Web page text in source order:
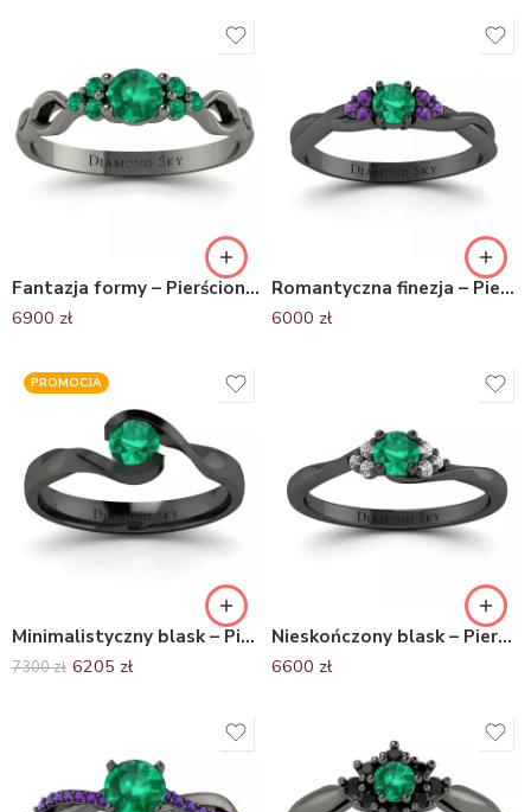
Fantazja formy – Pierścionek zaręczynowy z czarnego złota, szmaragdy 0.23 ct
6900 zł
Romantyczna finezja – Pierścionek zaręczynowy z czarnego złota ze szmaragdem i ametystami
6000 zł
PROMOCJA
Minimalistyczny blask – Pierścionek zaręczynowy z czarnego złota ze szmaragdem 0.27ct
7300zł 6205 zł
Nieskończony blask – Pierścionek zaręczynowy z czarnego złota ze szmaragdem i diamentami – Diamond Sky
6600 zł